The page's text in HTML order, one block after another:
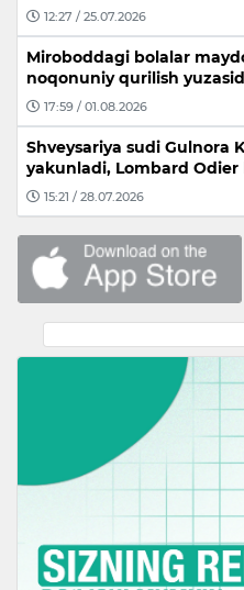
12:27 / 25.07.2026
Miroboddagi bolalar
noqonuniy qurilish
17:59 / 01.08.2026
Shveysariya sudi Gulnora
yakunladi, Lombard
15:21 / 28.07.2026